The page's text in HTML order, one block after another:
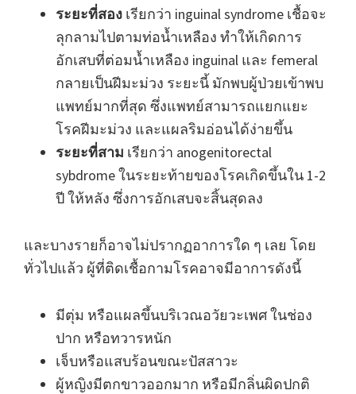
ระยะที่สอง เรียกว่า inguinal syndrome เชื้อจะ
ลุกลามไปตามท่อน้ำเหลือง ทำให้เกิดการ
อักเสบที่ต่อมน้ำเหลือง inguinal และ femeral
กลายเป็นฝีมะม่วง ระยะนี้ มักพบผู้ป่วยเข้าพบ
แพทย์มากที่สุด ซึ่งแพทย์สามารถแยกแยะ
โรคฝีมะม่วง และแผลริมอ่อนได้ง่ายขึ้น
ระยะที่สาม เรียกว่า anogenitorectal
sybdrome ในระยะท้ายของโรคเกิดขึ้นใน 1-2
ปี ให้หลัง ซึ่งการอักเสบจะสิ้นสุดลง
และบางรายก็อาจไม่ปรากฏอาการใด ๆ เลย โดย
ทั่วไปแล้ว ผู้ที่ติดเชื้อกามโรคอาจมีอาการดังนี้
มีตุ่ม หรือแผลขึ้นบริเวณอวัยวะเพศ ในช่อง
ปาก หรือทวารหนัก
เจ็บหรือแสบร้อนขณะปัสสาวะ
ผู้หญิงมีตกขาวออกมาก หรือมีกลิ่นผิดปกติ